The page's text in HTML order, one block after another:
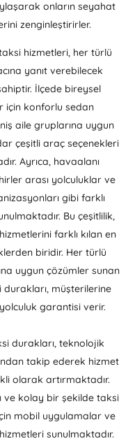
onların seyahat
zenginleştirirler.​
hizmetleri, her türlü
yanıt verebilecek
İlçede bireysel
için konforlu sedan
aile gruplarına uygun
çeşitli araç seçenekleri
Ayrıca, havaalanı
arası yolculuklar ve
gibi farklı
Bu çeşitlilik,
farklı kılan en
biridir. Her türlü
uygun çözümler sunan
müşterilerine
garantisi verir.
durakları, teknolojik
takip ederek hizmet
olarak artırmaktadır.
ve kolay bir şekilde taksi
mobil uygulamalar ve
sunulmaktadır.